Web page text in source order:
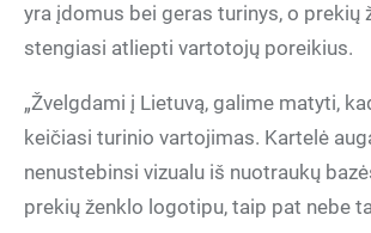
yra įdomus bei geras turinys, o prekių
stengiasi atliepti vartotojų poreikius.
„Žvelgdami į Lietuvą, galime matyti,
keičiasi turinio vartojimas. Kartelė
nenustebinsi vizualu iš nuotraukų
prekių ženklo logotipu, taip pat nebe